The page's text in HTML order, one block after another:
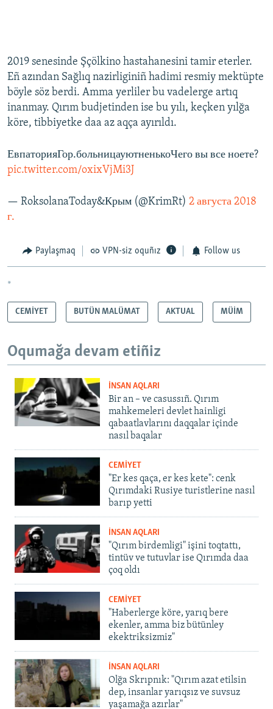
2019 senesinde Şçölkino hastahanesini tamir eterler.
Eñ azından Sağlıq nazirliginiñ hadimi resmiy mektüpte
böyle söz berdi. Amma yerliler bu vadelerge artıq
inanmay. Qırım budjetinden ise bu yılı, keçken yılğa
köre, tibbiyetke daa az aqça ayırıldı.
ЕвпаторияГор.больницауютненькоЧего вы все ноете?
pic.twitter.com/oxixVjMi3J
— RoksolanaToday&Крым (@KrimRt) 2 августа 2018
г.
Paylaşmaq VPN-siz oquñız Follow us
*
CEMİYET BUTÜN MALÜMAT AKTUAL MÜİM
Oqumağa devam etiñiz
İNSAN AQLARI
Bir an – ve casussıñ. Qırım
mahkemeleri devlet hainligi
qabaatlavlarını daqqalar içinde
nasıl baqalar
CEMİYET
"Er kes qaça, er kes kete": cenk
Qırımdaki Rusiye turistlerine nasıl
barıp yetti
İNSAN AQLARI
"Qırım birdemligi" işini toqtattı,
tintüv ve tutuvlar ise Qırımda daa
çoq oldı
CEMİYET
"Haberlerge köre, yarıq bere
ekenler, amma biz bütünley
ekektriksizmiz"
İNSAN AQLARI
Olğa Skrıpnık: "Qırım azat etilsin
dep, insanlar yarıqsız ve suvsuz
yaşamağa azırlar"